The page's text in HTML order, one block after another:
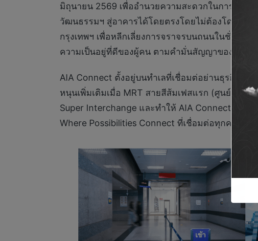
มิถุนายน 2569 เพื่ออำนวยความสะดวกในการเดิน
วัฒนธรรมฯ สู่อาคารได้โดยตรงโดยไม่ต้องโดนแด
กรุงเทพฯ เพื่อหลีกเลี่ยงการจราจรบนถนนในชั่วโม
ความเป็นอยู่ที่ดีของผู้คน ตามคำมั่นสัญญาของ เอไอ
AIA Connect ตั้งอยู่บนทำเลที่เชื่อมต่อย่านธุรกิจสำ
หนุนเพิ่มเติมเมื่อ MRT สายสีส้มเฟสแรก (ศูนย์วัฒน
Super Interchange และทำให้ AIA Connect กลา
Where Possibilities Connect ที่เชื่อมต่อทุกความเ